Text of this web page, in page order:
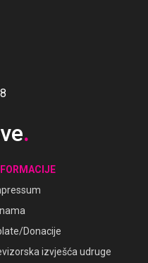
.
Donacije
izvješća udruge